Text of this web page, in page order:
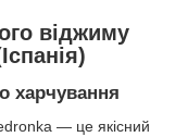
віджиму
харчування
— це якісний